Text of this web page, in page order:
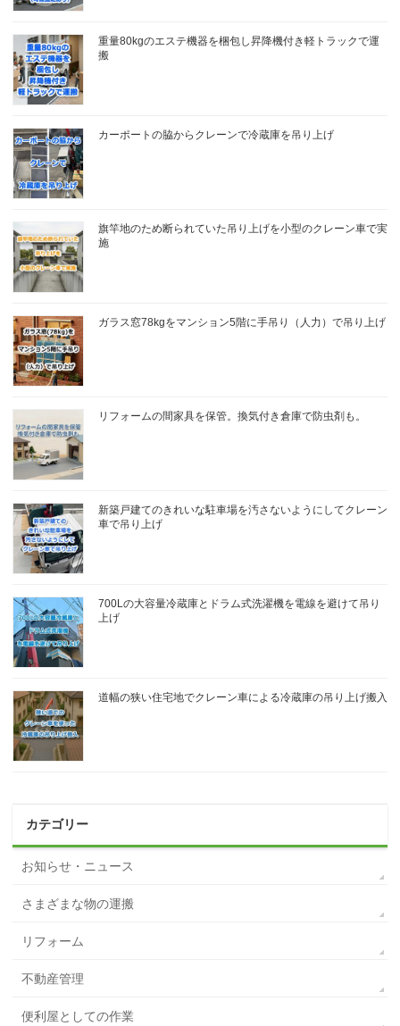
重量80kgのエステ機器を梱包し昇降機付き軽トラックで運
搬
カーポートの脇からクレーンで冷蔵庫を吊り上げ
旗竿地のため断られていた吊り上げを小型のクレーン車で実
施
ガラス窓78kgをマンション5階に手吊り（人力）で吊り上げ
リフォームの間家具を保管。換気付き倉庫で防虫剤も。
新築戸建てのきれいな駐車場を汚さないようにしてクレーン
車で吊り上げ
700Lの大容量冷蔵庫とドラム式洗濯機を電線を避けて吊り
上げ
道幅の狭い住宅地でクレーン車による冷蔵庫の吊り上げ搬入
カテゴリー
お知らせ・ニュース
さまざまな物の運搬
リフォーム
不動産管理
便利屋としての作業